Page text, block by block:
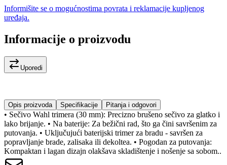
Informišite se o mogućnostima povrata i reklamacije kupljenog
uređaja.
Informacije o proizvodu
Uporedi
Opis proizvoda Specifikacije Pitanja i odgovori
• Sečivo Wahl trimera (30 mm): Precizno brušeno sečivo za glatko i
lako brijanje. • Na baterije: Za bežični rad, što ga čini savršenim za
putovanja. • Uključujući baterijski trimer za bradu - savršen za
popravljanje brade, zalisaka ili dekoltea. • Pogodan za putovanja:
Kompaktan i lagan dizajn olakšava skladištenje i nošenje sa sobom..